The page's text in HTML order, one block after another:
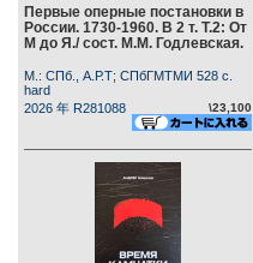
Первые оперные постановки в
России. 1730-1960. В 2 т. Т.2: От
М до Я./ сост. М.М. Годлевская.
М.: СПб., А.Р.Т; СПбГМТМИ 528 c.
hard
2026 年 R281088
\23,100